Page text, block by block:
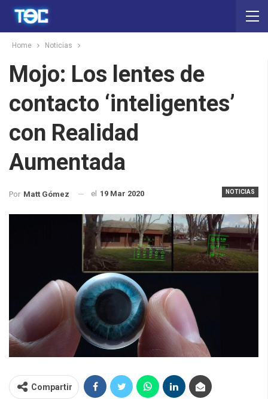
Home Noticias
Mojo: Los lentes de
contacto ‘inteligentes’
con Realidad
Aumentada
NOTICIAS
Por Matt Gómez el 19 Mar 2020
Compartir